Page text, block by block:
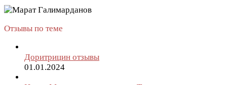
Отзывы по теме
Доритрицин отзывы
01.01.2024